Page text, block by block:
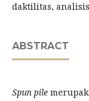
daktilitas,
ABSTRACT
Spun pile